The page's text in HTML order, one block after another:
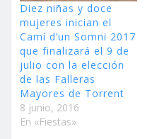
Diez niñas y doce
mujeres inician el
Camí d’un Somni 2017
que finalizará el 9 de
julio con la elección
de las Falleras
Mayores de Torrent
8 junio, 2016
En «Fiestas»